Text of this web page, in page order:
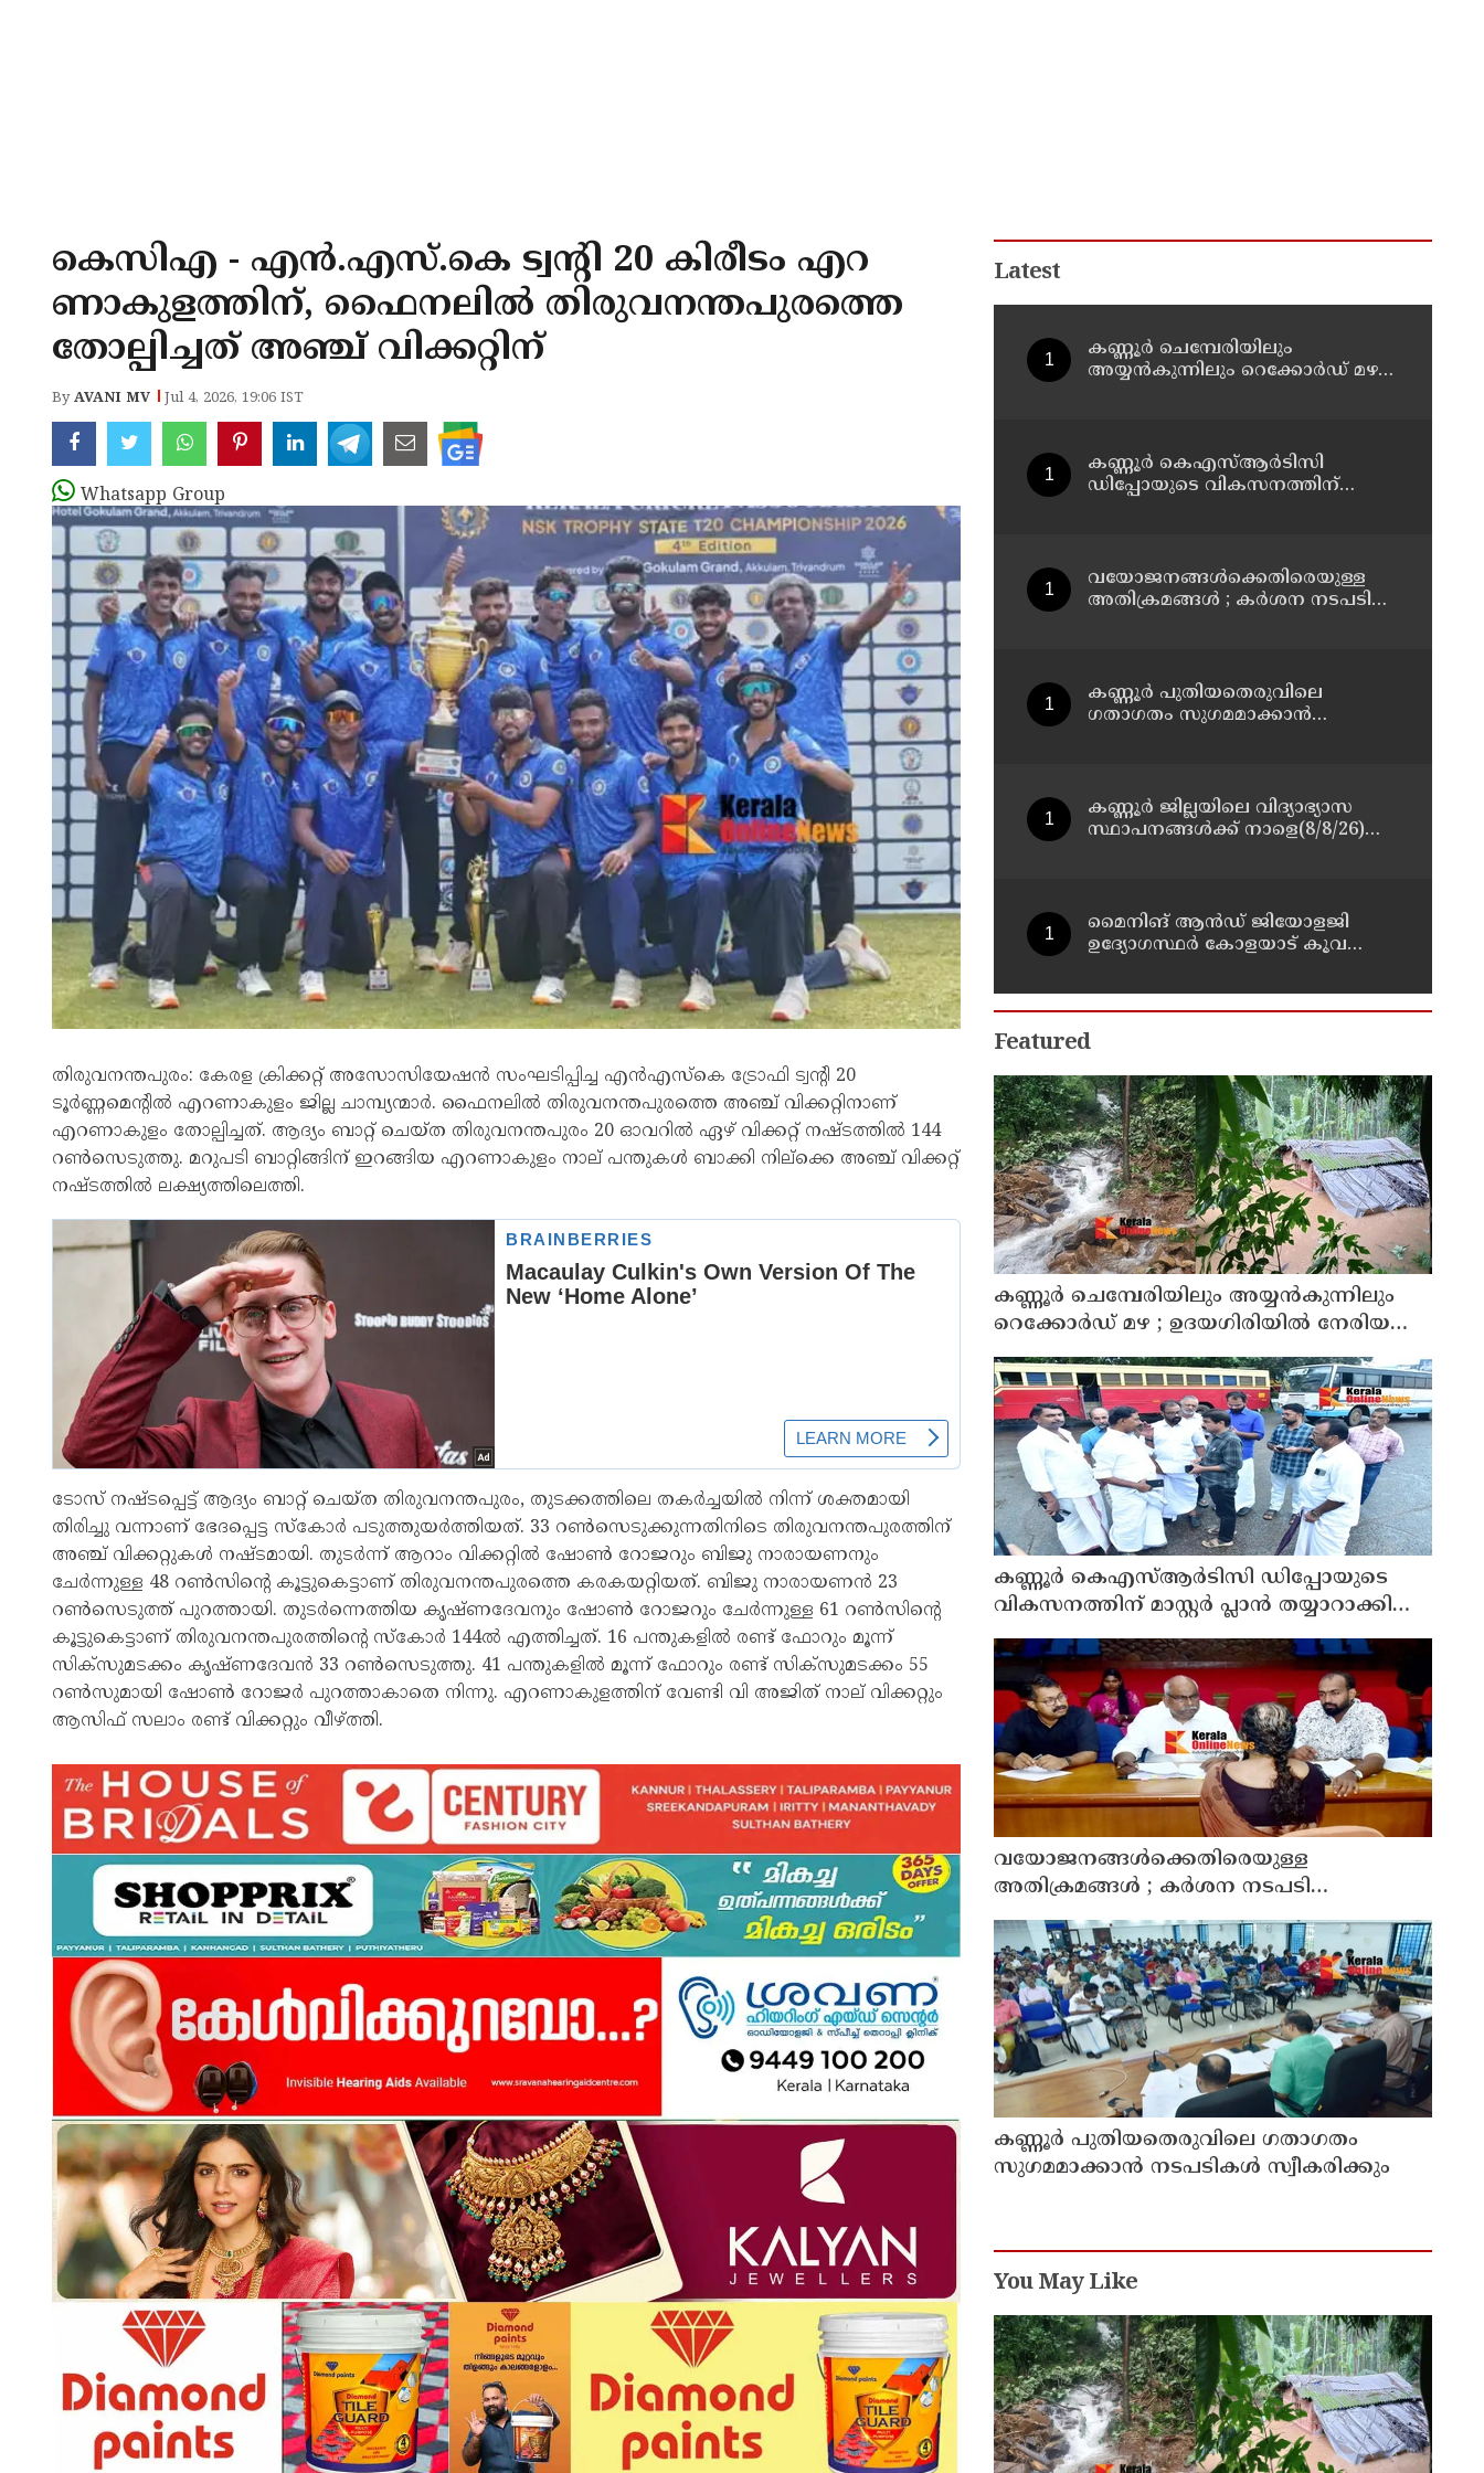
കെസിഎ - എൻ.എസ്.കെ ട്വന്റി 20 കിരീടം എറ
ണാകുളത്തിന്, ഫൈനലിൽ തിരുവനന്തപുരത്തെ
തോല്പിച്ചത് അഞ്ച് വിക്കറ്റിന്
ByAVANI MV Jul 4, 2026, 19:06 IST
Whatsapp Group
തിരുവനന്തപുരം: കേരള ക്രിക്കറ്റ് അസോസിയേഷൻ സംഘടിപ്പിച്ച എൻഎസ്കെ ട്രോഫി ട്വന്റി 20
ടൂർണ്ണമെന്റിൽ എറണാകുളം ജില്ല ചാമ്പ്യന്മാർ. ഫൈനലിൽ തിരുവനന്തപുരത്തെ അഞ്ച് വിക്കറ്റിനാണ്
എറണാകുളം തോല്പിച്ചത്. ആദ്യം ബാറ്റ് ചെയ്ത തിരുവനന്തപുരം 20 ഓവറിൽ ഏഴ് വിക്കറ്റ് നഷ്ടത്തിൽ 144
റൺസെടുത്തു. മറുപടി ബാറ്റിങ്ങിന് ഇറങ്ങിയ എറണാകുളം നാല് പന്തുകൾ ബാക്കി നില്ക്കെ അഞ്ച് വിക്കറ്റ്
നഷ്ടത്തിൽ ലക്ഷ്യത്തിലെത്തി.
ടോസ് നഷ്ടപ്പെട്ട് ആദ്യം ബാറ്റ് ചെയ്ത തിരുവനന്തപുരം, തുടക്കത്തിലെ തകർച്ചയിൽ നിന്ന് ശക്തമായി
തിരിച്ചു വന്നാണ് ഭേദപ്പെട്ട സ്കോർ പടുത്തുയർത്തിയത്. 33 റൺസെടുക്കുന്നതിനിടെ തിരുവനന്തപുരത്തിന്
അഞ്ച് വിക്കറ്റുകൾ നഷ്ടമായി. തുടർന്ന് ആറാം വിക്കറ്റിൽ ഷോൺ റോജറും ബിജു നാരായണനും
ചേർന്നുള്ള 48 റൺസിന്റെ കൂട്ടുകെട്ടാണ് തിരുവനന്തപുരത്തെ കരകയറ്റിയത്. ബിജു നാരായണൻ 23
റൺസെടുത്ത് പുറത്തായി. തുടർന്നെത്തിയ കൃഷ്ണദേവനും ഷോൺ റോജറും ചേർന്നുള്ള 61 റൺസിന്റെ
കൂട്ടുകെട്ടാണ് തിരുവനന്തപുരത്തിന്റെ സ്കോർ 144ൽ എത്തിച്ചത്. 16 പന്തുകളിൽ രണ്ട് ഫോറും മൂന്ന്
സിക്സുമടക്കം കൃഷ്ണദേവൻ 33 റൺസെടുത്തു. 41 പന്തുകളിൽ മൂന്ന് ഫോറും രണ്ട് സിക്സുമടക്കം 55
റൺസുമായി ഷോൺ റോജർ പുറത്താകാതെ നിന്നു. എറണാകുളത്തിന് വേണ്ടി വി അജിത് നാല് വിക്കറ്റും
ആസിഫ് സലാം രണ്ട് വിക്കറ്റും വീഴ്ത്തി.
Latest
കണ്ണൂർ ചെമ്പേരിയിലും
അയ്യൻകുന്നിലും റെക്കോർഡ് മഴ ;
കണ്ണൂർ കെഎസ്ആർടിസി
ഡിപ്പോയുടെ വികസനത്തിന്
വയോജനങ്ങൾക്കെതിരെയുള്ള
അതിക്രമങ്ങൾ ; കർശന നടപടി
കണ്ണൂർ പുതിയതെരുവിലെ
ഗതാഗതം സുഗമമാക്കാന്‍
കണ്ണൂർ ജില്ലയിലെ വിദ്യാഭ്യാസ
സ്ഥാപനങ്ങള്‍ക്ക് നാളെ(8/8/26)
മൈനിങ് ആൻഡ്​ ജിയോളജി
ഉദ്യോഗസ്ഥർ കോളയാട് കൂവ
Featured
കണ്ണൂർ ചെമ്പേരിയിലും അയ്യൻകുന്നിലും
റെക്കോർഡ് മഴ ; ഉദയഗിരിയിൽ നേരിയ
ഉരുൾപൊട്ടൽ; 13 പേരെ ക്യാമ്പിലേക്ക് മാറ്റി
കണ്ണൂർ കെഎസ്ആർടിസി ഡിപ്പോയുടെ
വികസനത്തിന് മാസ്റ്റർ പ്ലാൻ തയ്യാറാക്കി
സമർപ്പിക്കും : ടി ഒ മോഹനൻ എം എൽ എ
വയോജനങ്ങൾക്കെതിരെയുള്ള
അതിക്രമങ്ങൾ ; കർശന നടപടി
സ്വീകരിക്കുമെന്ന് കമ്മീഷൻ
കണ്ണൂർ പുതിയതെരുവിലെ ഗതാഗതം
സുഗമമാക്കാന്‍ നടപടികള്‍ സ്വീകരിക്കും
You May Like